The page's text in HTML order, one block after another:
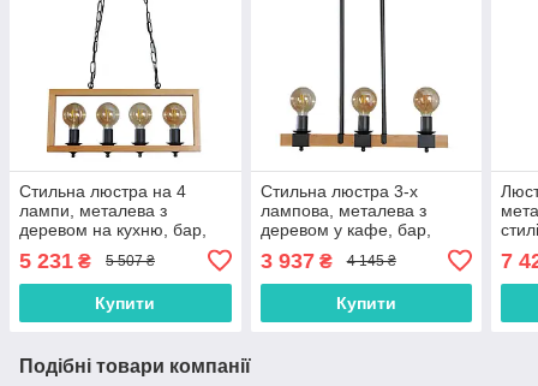
Стильна люстра на 4
лампи, металева з
деревом на кухню, бар,
5 231 ₴ 5 507 ₴
Купити
Стильна люстра 3-х
лампова, металева з
деревом у кафе, бар,
3 937₴ 4 145 ₴
Купити
7
Подібні товари компанії